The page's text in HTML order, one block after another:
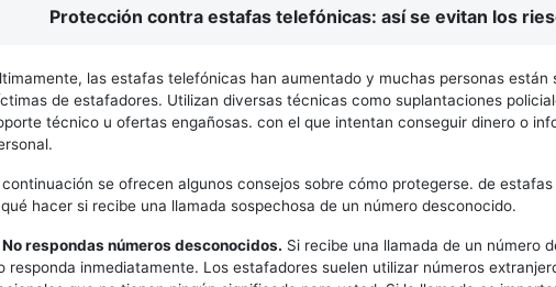
Protección contra estafas telefónicas: así se evitan los
las estafas telefónicas han aumentado y muchas personas están
de estafadores. Utilizan diversas técnicas como suplantaciones
técnico u ofertas engañosas. con el que intentan conseguir dinero o
continuación se ofrecen algunos consejos sobre cómo protegerse. de
hacer si recibe una llamada sospechosa de un número desconocido.
No respondas números desconocidos. Si recibe una llamada de un número
responda inmediatamente. Los estafadores suelen utilizar números